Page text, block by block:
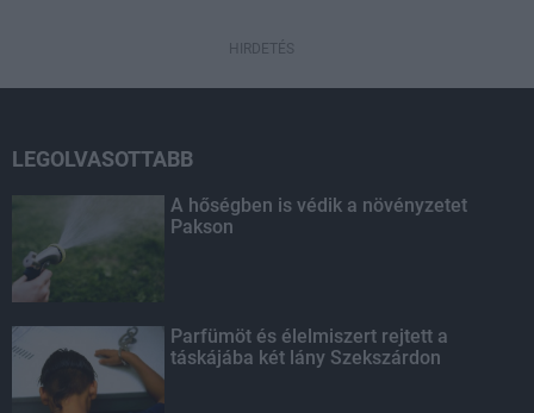
HIRDETÉS
LEGOLVASOTTABB
A hőségben is védik a növényzetet
Pakson
Parfümöt és élelmiszert rejtett a
táskájába két lány Szekszárdon